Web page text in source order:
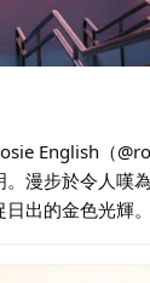
English（
漫步於令人嘆
出的金色光輝
一刻…